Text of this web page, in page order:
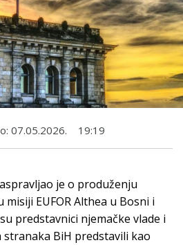
07.05.2026. 19:19
je o produženju
EUFOR Althea u Bosni i
predstavnici njemačke vlade i
BiH predstavili kao